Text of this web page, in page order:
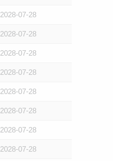
2028-07-28
2028-07-28
2028-07-28
2028-07-28
2028-07-28
2028-07-28
2028-07-28
2028-07-28